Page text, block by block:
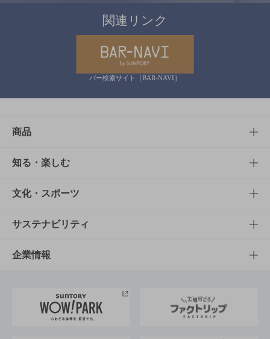
関連リンク
バー検索サイト［BAR-NAVI］
商品
商品TOP
商品一覧
商品発売情報
栄養成分一覧
知る・楽しむ
知る・楽しむTOP
キャンペーン
工場見学
地域情報
文化・スポーツ
文化・スポーツTOP
サントリーホール
サントリーサンバーズ大阪
サステナビリティ
サステナビリティTOP
サントリーが考えるサステナビリティ経営
企業情報
企業概要